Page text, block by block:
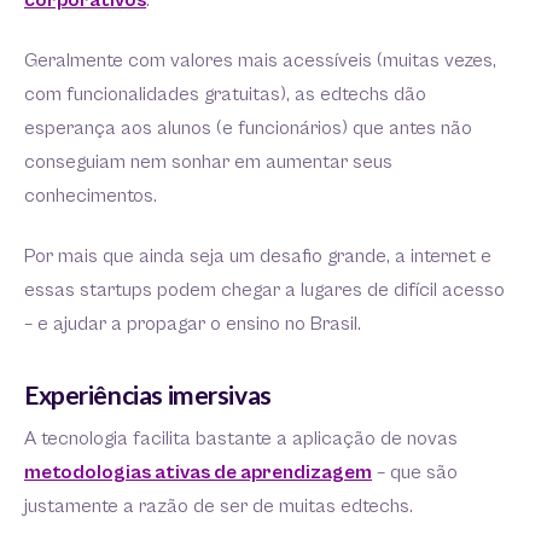
Geralmente com valores mais acessíveis (muitas vezes,
com funcionalidades gratuitas), as edtechs dão
esperança aos alunos (e funcionários) que antes não
conseguiam nem sonhar em aumentar seus
conhecimentos.
Por mais que ainda seja um desafio grande, a internet e
essas startups podem chegar a lugares de difícil acesso
– e ajudar a propagar o ensino no Brasil.
Experiências imersivas
A tecnologia facilita bastante a aplicação de novas
metodologias ativas de aprendizagem – que são
justamente a razão de ser de muitas edtechs.